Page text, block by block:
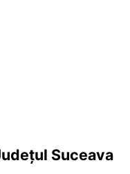
Suceava